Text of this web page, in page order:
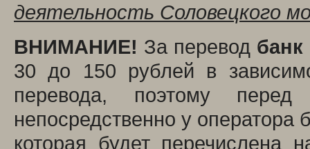
деятельность Соловецкого
ВНИМАНИЕ! За перевод
30 до 150 рублей в
перевода, поэтому
непосредственно у оператора
которая будет перечислена